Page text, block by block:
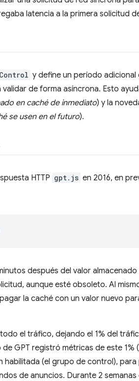
latencia a la primera solicitud
y define un período adicional
de forma asíncrona. Esto
en caché de inmediato) y la
se usen en el futuro).
HTTP gpt.js en 2016, en
después del valor
aunque esté obsoleto. Al
la caché con un valor nuevo
el tráfico, dejando el 1% del
GPT registró métricas de este 1%
habilitada (el grupo de control),
de anuncios. Durante 2 semanas